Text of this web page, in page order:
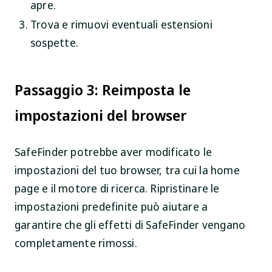
apre.
Trova e rimuovi eventuali estensioni
sospette.
Passaggio 3: Reimposta le
impostazioni del browser
SafeFinder potrebbe aver modificato le
impostazioni del tuo browser, tra cui la home
page e il motore di ricerca. Ripristinare le
impostazioni predefinite può aiutare a
garantire che gli effetti di SafeFinder vengano
completamente rimossi.